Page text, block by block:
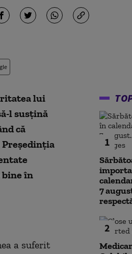
lui
l susţină
că
bine în
a suferit
1
7
2